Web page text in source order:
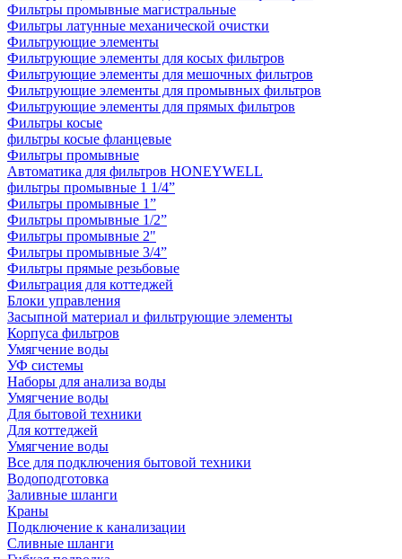
Фильтры промывные магистральные
Фильтры латунные механической очистки
Фильтрующие элементы
Фильтрующие элементы для косых фильтров
Фильтрующие элементы для мешочных фильтров
Фильтрующие элементы для промывных фильтров
Фильтрующие элементы для прямых фильтров
Фильтры косые
фильтры косые фланцевые
Фильтры промывные
Автоматика для фильтров HONEYWELL
фильтры промывные 1 1/4”
Фильтры промывные 1”
Фильтры промывные 1/2”
Фильтры промывные 2"
Фильтры промывные 3/4”
Фильтры прямые резьбовые
Фильтрация для коттеджей
Блоки управления
Засыпной материал и фильтрующие элементы
Корпуса фильтров
Умягчение воды
УФ системы
Наборы для анализа воды
Умягчение воды
Для бытовой техники
Для коттеджей
Умягчение воды
Все для подключения бытовой техники
Водоподготовка
Заливные шланги
Краны
Подключение к канализации
Сливные шланги